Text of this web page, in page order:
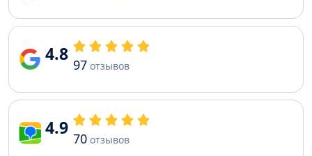
4.8 97 отзывов
4.9 70 отзывов